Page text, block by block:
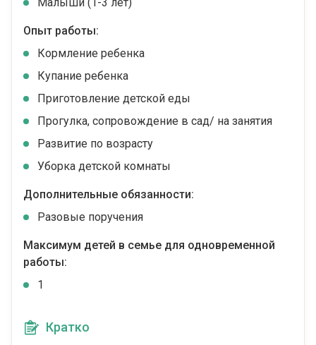
Опыт работы:
Кормление ребенка
Купание ребенка
Приготовление детской еды
Прогулка, сопровождение в сад/ на занятия
Развитие по возрасту
Уборка детской комнаты
Дополнительные обязанности:
Разовые поручения
Максимум детей в семье для одновременной
работы:
1
Кратко